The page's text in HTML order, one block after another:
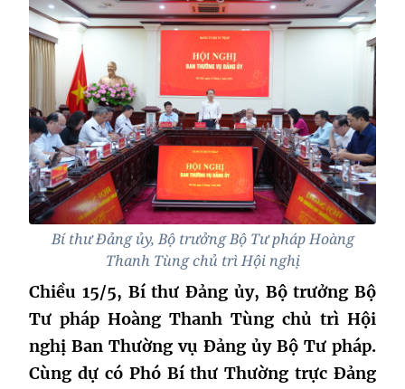
Bí thư Đảng ủy, Bộ trưởng Bộ Tư pháp Hoàng
Thanh Tùng chủ trì Hội nghị
Chiều 15/5, Bí thư Đảng ủy, Bộ trưởng Bộ
Tư pháp Hoàng Thanh Tùng chủ trì Hội
nghị Ban Thường vụ Đảng ủy Bộ Tư pháp.
Cùng dự có Phó Bí thư Thường trực Đảng